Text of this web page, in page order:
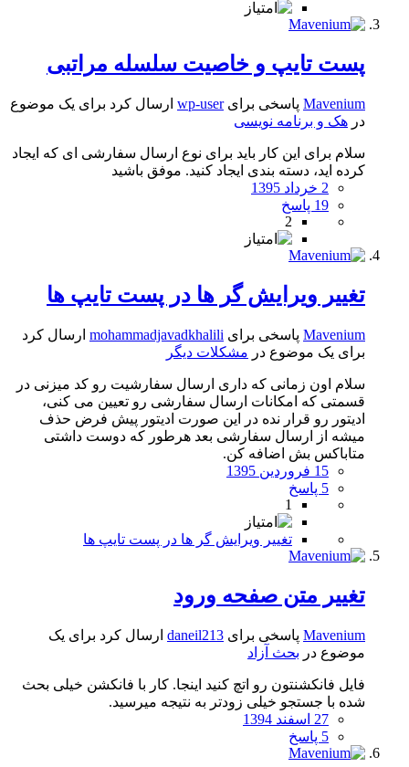
پست تایپ و خاصیت سلسله مراتبی
Mavenium پاسخی برایwp-user ارسال کرد برای یک موضوع
در هک و برنامه نویسی
سلام برای این کار باید برای نوع ارسال سفارشی ای که ایجاد
کرده اید، دسته بندی ایجاد کنید. موفق باشید
2 خرداد 1395
19 پاسخ
2
تغییر ویرایش گر ها در پست تایپ ها
Mavenium پاسخی برای mohammadjavadkhalili ارسال کرد
برای یک موضوع در مشکلات دیگر
سلام اون زمانی که داری ارسال سفارشیت رو کد میزنی در
قسمتی که امکانات ارسال سفارشی رو تعیین می کنی،
ادیتور رو قرار نده در این صورت ادیتور پیش فرض حذف
میشه از ارسال سفارشی بعد هرطور که دوست داشتی
متاباکس بش اضافه کن.
15 فروردین 1395
5 پاسخ
1
تغییر ویرایش گر ها در پست تایپ ها
تغییر متن صفحه ورود
Mavenium پاسخی برای daneil213 ارسال کرد برای یک
موضوع در بحث آزاد
فایل فانکشنتون رو اتچ کنید اینجا. کار با فانکشن خیلی بحث
شده با جستجو خیلی زودتر به نتیجه میرسید.
27 اسفند 1394
5 پاسخ